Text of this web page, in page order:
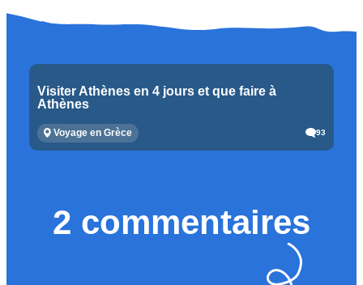
Visiter Athènes en 4 jours et que faire à
Athènes
Voyage en Grèce 93
2 commentaires